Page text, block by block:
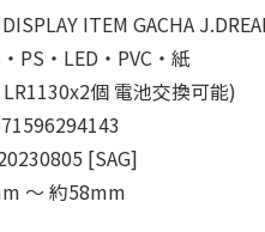
ITEM GACHA
PS・LED・PVC・紙
個 電池交換可能)
[SAG]
～ 約58mm